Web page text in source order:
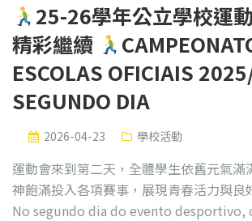
25-26學年公立學校運
精彩繼續
ESCOLAS OFICIAIS
SEGUNDO DIA
2026-04-23 學校活動
運動會來到第二天，全體學生依舊元氣滿
神飽滿投入各項賽事，展現青春活力與良
No segundo dia do evento desportivo,